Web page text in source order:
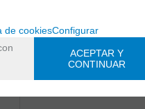
de cookiesConfigurar
ACEPTAR Y
CONTINUAR